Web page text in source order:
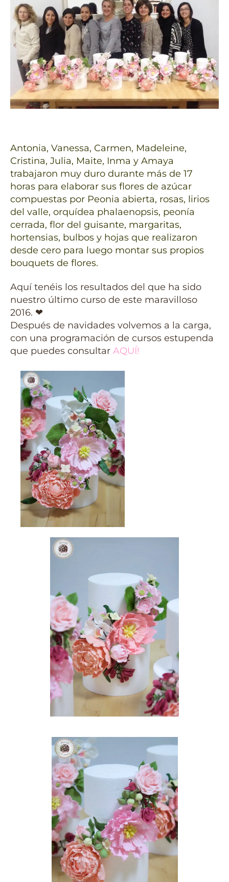
Antonia, Vanessa, Carmen, Madeleine,
Cristina, Julia, Maite, Inma y Amaya
trabajaron muy duro durante más de 17
horas para elaborar sus flores de azúcar
compuestas por Peonia abierta, rosas, lirios
del valle, orquídea phalaenopsis, peonía
cerrada, flor del guisante, margaritas,
hortensias, bulbos y hojas que realizaron
desde cero para luego montar sus propios
bouquets de flores.
Aquí tenéis los resultados del que ha sido
nuestro último curso de este maravilloso
2016. ❤
Después de navidades volvemos a la carga,
con una programación de cursos estupenda
que puedes consultar AQUÍ!